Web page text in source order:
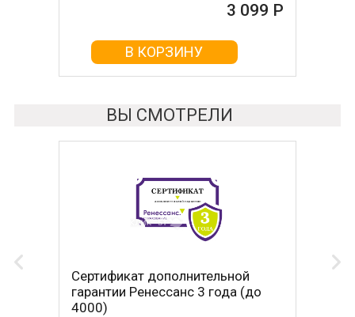
3 099 Р
В КОРЗИНУ
ВЫ СМОТРЕЛИ
Сертификат дополнительной
гарантии Ренессанс 3 года (до
4000)